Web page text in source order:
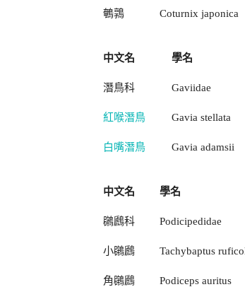
鵪鶉 Coturnix japonica
中文名 學名
潛鳥科 Gaviidae
紅喉潛鳥 Gavia stellata
白嘴潛鳥 Gavia adamsii
中文名 學名
鸊鷉科 Podicipedidae
小鸊鷉 Tachybaptus
角鸊鷉 Podiceps auritus